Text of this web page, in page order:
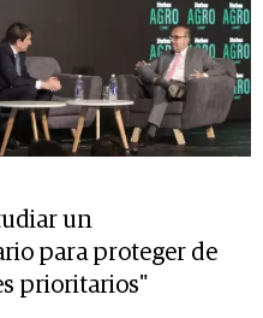
un
para proteger de
prioritarios"